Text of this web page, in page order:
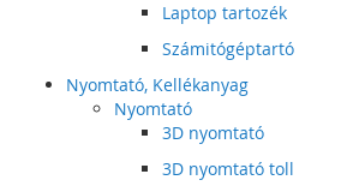
Laptop tartozék
Számitógéptartó
Nyomtató, Kellékanyag
Nyomtató
3D nyomtató
3D nyomtató toll